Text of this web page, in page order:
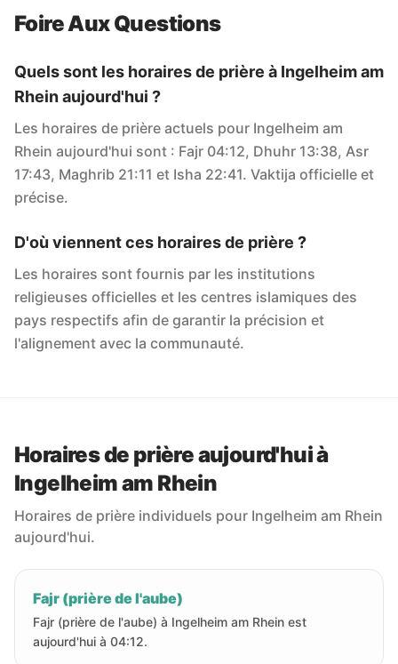
Foire Aux Questions
Quels sont les horaires de prière à Ingelheim am
Rhein aujourd'hui ?
Les horaires de prière actuels pour Ingelheim am
Rhein aujourd'hui sont : Fajr 04:12, Dhuhr 13:38, Asr
17:43, Maghrib 21:11 et Isha 22:41. Vaktija officielle et
précise.
D'où viennent ces horaires de prière ?
Les horaires sont fournis par les institutions
religieuses officielles et les centres islamiques des
pays respectifs afin de garantir la précision et
l'alignement avec la communauté.
Horaires de prière aujourd'hui à
Ingelheim am Rhein
Horaires de prière individuels pour Ingelheim am Rhein
aujourd'hui.
Fajr (prière de l'aube)
Fajr (prière de l'aube) à Ingelheim am Rhein est
aujourd'hui à 04:12.